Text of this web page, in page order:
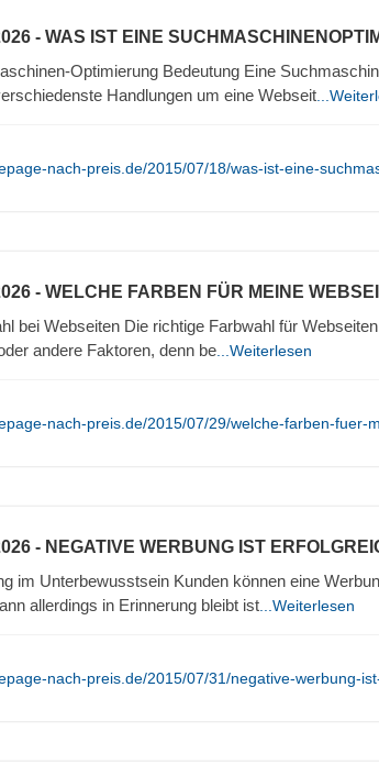
- WAS IST EINE
Optimierung Bedeutung Eine
Handlungen um eine Webseit
nach-preis.de/2015/07/18/was-ist-eine-
- WELCHE FARBEN FÜR MEINE
bei Webseiten Die richtige Farbwahl für
andere Faktoren, denn be ...Weiterlesen
nach-preis.de/2015/07/29/welche-farben-fuer-
- NEGATIVE WERBUNG IST
im Unterbewusstsein Kunden können eine
allerdings in Erinnerung bleibt ist ...Weiterlesen
nach-preis.de/2015/07/31/negative-werbung-